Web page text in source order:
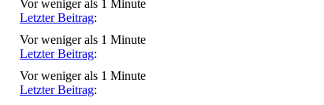
Vor weniger als 1 Minute
Letzter Beitrag:
Vor weniger als 1 Minute
Letzter Beitrag:
Vor weniger als 1 Minute
Letzter Beitrag: